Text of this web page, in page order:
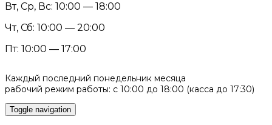
Вт, Ср, Вс: 10:00 — 18:00
Чт, Сб: 10:00 — 20:00
Пт: 10:00 — 17:00
Каждый последний понедельник месяца
рабочий режим работы: с 10:00 до 18:00 (касса до 17:30)
Toggle navigation